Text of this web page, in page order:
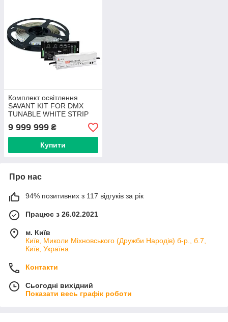
Комплект освітлення
SAVANT KIT FOR DMX
TUNABLE WHITE STRIP
LIGHTING INDOOR (DMX-
TWKITB) 10 м біла
(art.238856)
9 999 999 ₴
Купити
Про нас
94% позитивних з 117 відгуків за рік
Працює з 26.02.2021
м. Київ
Київ, Миколи Міхновського (Дружби Народів) б-р., б.7,
Київ, Україна
Контакти
Сьогодні вихідний
Показати весь графік роботи